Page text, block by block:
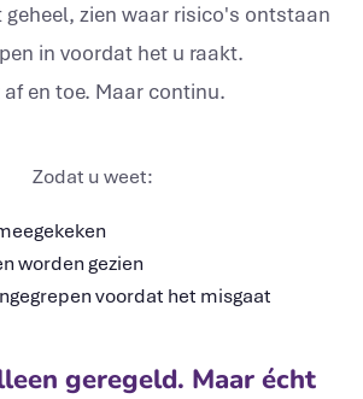
geheel, zien waar risico's ontstaan
in voordat het u raakt.
af en toe. Maar continu.
Zodat u weet:
worden gezien
voordat het misgaat
geregeld. Maar écht